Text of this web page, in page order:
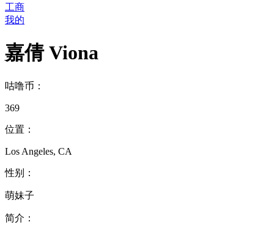
工商
我的
嘉倩 Viona
咕噜币：
369
位置：
Los Angeles, CA
性别：
萌妹子
简介：